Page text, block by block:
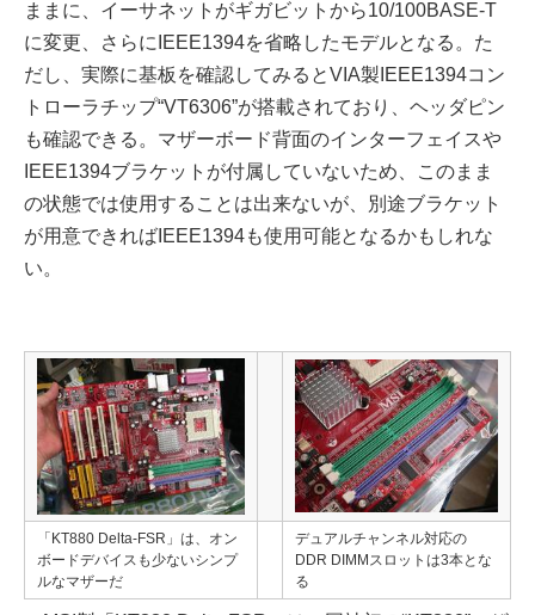
ままに、イーサネットがギガビットから10/100BASE-T
に変更、さらにIEEE1394を省略したモデルとなる。た
だし、実際に基板を確認してみるとVIA製IEEE1394コン
トローラチップ“VT6306”が搭載されており、ヘッダピン
も確認できる。マザーボード背面のインターフェイスや
IEEE1394ブラケットが付属していないため、このまま
の状態では使用することは出来ないが、別途ブラケット
が用意できればIEEE1394も使用可能となるかもしれな
い。
「KT880 Delta-FSR」は、オン
ボードデバイスも少ないシンプ
ルなマザーだ
デュアルチャンネル対応の
DDR DIMMスロットは3本とな
る